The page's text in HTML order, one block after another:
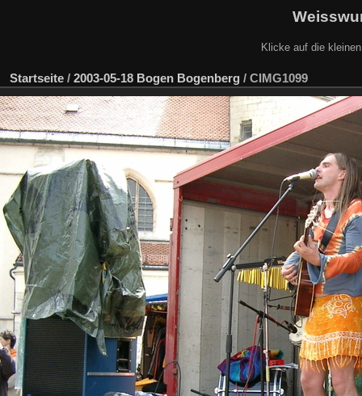
Klicke auf die
Startseite / 2003-05-18 Bogen Bogenberg / CIMG1099